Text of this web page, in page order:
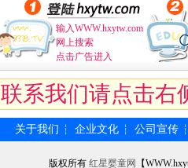
输入WWW.hxytw.com
网上搜索
点击广告进入
联系我们请点击右
关于我们 ┆ 企业文化 ┆ 公司宣传
版权所有 红星婴童网 【